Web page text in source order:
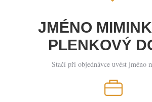
JMÉNO
PLENKOVÝ
Stačí při objednávce uvést jméno